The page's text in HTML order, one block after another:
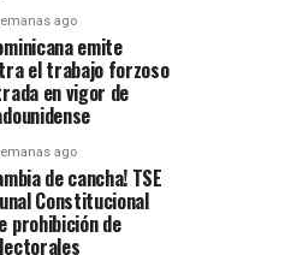
ago
emite
el trabajo forzoso
en vigor de
ago
de cancha! TSE
Constitucional
prohibición de